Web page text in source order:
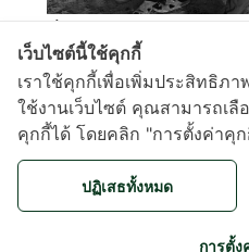
พี่ชาย ฮลุน โซโล่ โพสต์กำ
10 ส.ค. ย้ำไม่เปิดรับบริจาค
07 สิงหาคม 2569, 09:29น.
LOAD
Contact
เว็บไซต์นี้ใช้คุกกี้
เราใช้คุกกี้เพื่อเพิ่มประสิทธิภ
ใช้งานเว็บไซต์ คุณสามารถเ
คุกกี้ได้ โดยคลิก "การตั้งค่าคุ
ปฏิเสธทั้งหมด
การตั้ง